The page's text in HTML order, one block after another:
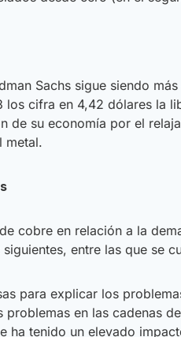
Sachs sigue siendo
cifra en 4,42 dólares la
de su economía por el
metal.
cobre en relación a la
entre las que se
para explicar los
en las cadenas
ha tenido un elevado